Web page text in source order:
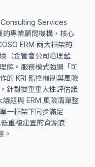
Services
的專業顧問機構，核心
ERM 兩大框架的
（金管會公司治理藍
解。服務模式強調「可
的 KRI 監控機制與風險
針對雙重重大性評估議
題與 ERM 風險清單整
一框架下同步滿足
重複建置的資源浪
。